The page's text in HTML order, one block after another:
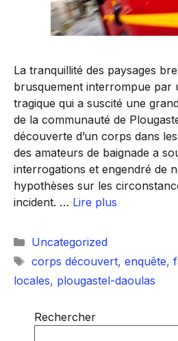
La tranquillité des paysages
brusquement interrompue par
tragique qui a suscité une
de la communauté de
découverte d’un corps dans
des amateurs de baignade a
interrogations et engendré de
hypothèses sur les
incident. … Lire plus
Catégories
Uncategorized
Étiquettes
corps découvert, enquête,
locales, plougastel-daoulas
Rechercher